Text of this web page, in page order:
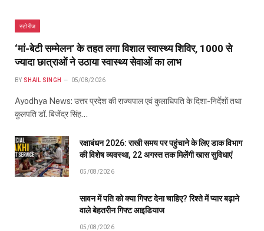
स्टोरीज
‘मां-बेटी सम्मेलन’ के तहत लगा विशाल स्वास्थ्य शिविर, 1000 से
ज्यादा छात्राओं ने उठाया स्वास्थ्य सेवाओं का लाभ
BY SHAIL SINGH 05/08/2026
Ayodhya News: उत्तर प्रदेश की राज्यपाल एवं कुलाधिपति के दिशा-निर्देशों तथा
कुलपति डॉ. बिजेंद्र सिंह…
रक्षाबंधन 2026: राखी समय पर पहुंचाने के लिए डाक विभाग
की विशेष व्यवस्था, 22 अगस्त तक मिलेंगी खास सुविधाएं
05/08/2026
सावन में पति को क्या गिफ्ट देना चाहिए? रिश्ते में प्यार बढ़ाने
वाले बेहतरीन गिफ्ट आइडियाज
05/08/2026